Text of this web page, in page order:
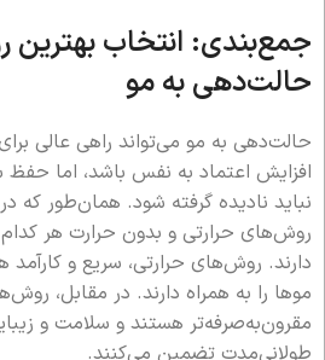
جمع‌بندی: انتخاب بهترین
حالت‌دهی به مو
حالت‌دهی به مو می‌تواند راهی عالی
افزایش اعتماد به نفس باشد، اما حفظ
نباید نادیده گرفته شود. همان‌طور که
روش‌های حرارتی و بدون حرارت هر
دارند. روش‌های حرارتی، سریع و
موها را به همراه دارند. در مقابل،
مقرون‌به‌صرفه‌تر هستند و سلامت و
طولانی‌مدت تضمین می‌کنند.